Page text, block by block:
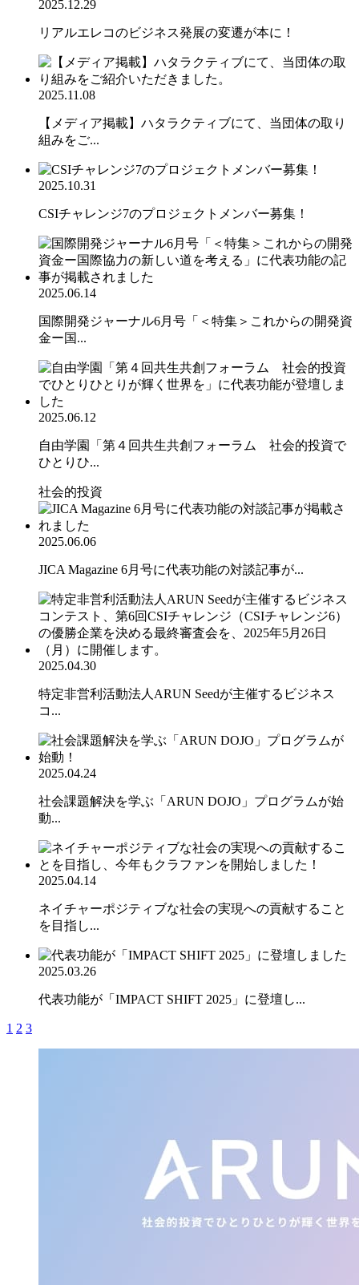
2025.12.29
リアルエレコのビジネス発展の変遷が本に！
2025.11.08
【メディア掲載】ハタラクティブにて、当団体の取り
組みをご...
2025.10.31
CSIチャレンジ7のプロジェクトメンバー募集！
2025.06.14
国際開発ジャーナル6月号「＜特集＞これからの開発資
金ー国...
2025.06.12
自由学園「第４回共生共創フォーラム 社会的投資で
ひとりひ...
社会的投資
2025.06.06
JICA Magazine 6月号に代表功能の対談記事が...
2025.04.30
特定非営利活動法人ARUN Seedが主催するビジネス
コ...
2025.04.24
社会課題解決を学ぶ「ARUN DOJO」プログラムが始
動...
2025.04.14
ネイチャーポジティブな社会の実現への貢献すること
を目指し...
2025.03.26
代表功能が「IMPACT SHIFT 2025」に登壇し...
1 2 3